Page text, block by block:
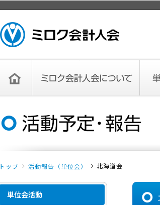
トップ 活動報告（単位会） 北海道会
単位会活動